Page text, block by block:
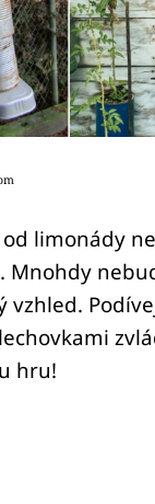
limonády
Mnohdy
vzhled.
hru!